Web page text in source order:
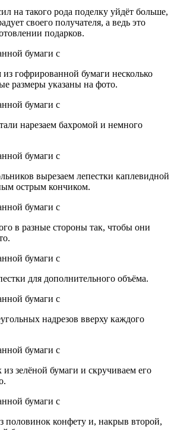
на такого рода поделку уйдёт больше,
своего получателя, а ведь это
подарков.
гофрированной бумаги несколько
размеры указаны на фото.
нарезаем бахромой и немного
вырезаем лепестки каплевидной
острым кончиком.
в разные стороны так, чтобы они
для дополнительного объёма.
надрезов вверху каждого
зелёной бумаги и скручиваем его
половинок конфету и, накрыв второй,